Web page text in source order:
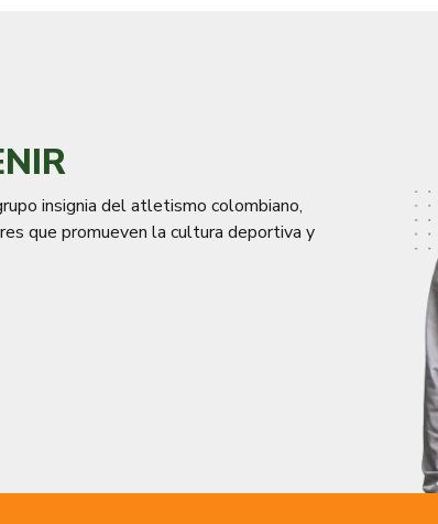
insignia del atletismo colombiano,
que promueven la cultura deportiva y